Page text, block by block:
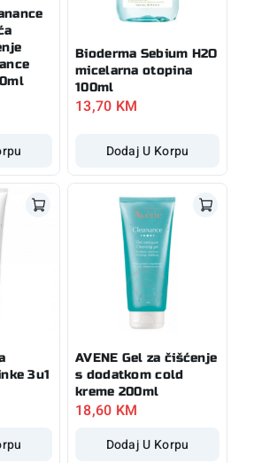
Bioderma Sebium H2O
micelarna otopina
100ml
13,70 KM
Dodaj U Korpu
3u1
AVENE Gel za čišćenje
s dodatkom cold
kreme 200ml
18,60 KM
Dodaj U Korpu